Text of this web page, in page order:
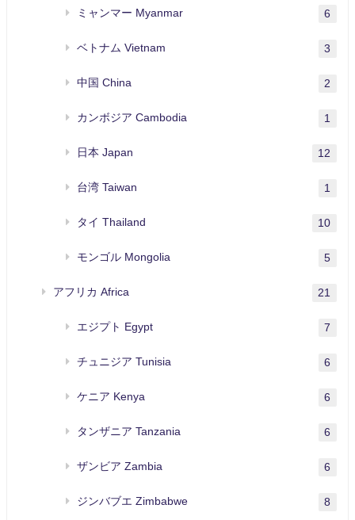
ミャンマー Myanmar 6
ベトナム Vietnam 3
中国 China 2
カンボジア Cambodia 1
日本 Japan 12
台湾 Taiwan 1
タイ Thailand 10
モンゴル Mongolia 5
アフリカ Africa 21
エジプト Egypt 7
チュニジア Tunisia 6
ケニア Kenya 6
タンザニア Tanzania 6
ザンビア Zambia 6
ジンバブエ Zimbabwe 8